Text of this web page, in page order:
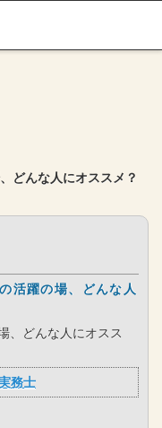
どんな人にオススメ？
活躍の場、どんな人
、どんな人にオスス
務士